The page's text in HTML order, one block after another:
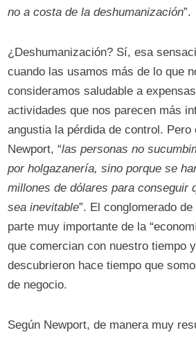
no a costa de la deshumanización”.
¿Deshumanización? Sí, esa
cuando las usamos más de lo que
consideramos saludable a
actividades que nos parecen más
angustia la pérdida de control. Pero
Newport, “las personas no
por holgazanería, sino porque se
millones de dólares para conseguir
sea inevitable”. El conglomerado
parte muy importante de la
que comercian con nuestro tiempo
descubrieron hace tiempo que
de negocio.
Según Newport, de manera muy